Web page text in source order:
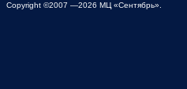
Copyright ©2007 —2026 МЦ «Сентябрь».